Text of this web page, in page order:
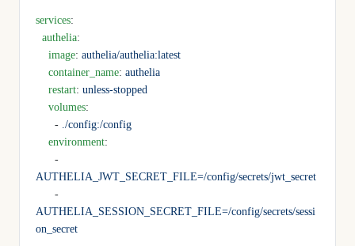
services:
  authelia
:
    image
: authelia/authelia:latest
    container_name
: authelia
    restart
: unless-stopped
    volumes
:
      -
./config:/config
    environment
:
AUTHELIA_JWT_SECRET_FILE=/config/secrets/jwt_secret
AUTHELIA_SESSION_SECRET_FILE=/config/secrets/sessi
on_secret